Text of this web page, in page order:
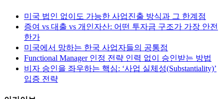
미국 법인 없이도 가능한 사업진출 방식과 그 한계점
증여 vs 대출 vs 개인자산: 어떤 투자금 구조가 가장 안전
한가
미국에서 망하는 한국 사업자들의 공통점
Functional Manager 인정 전략 인력 없이 승인받는 방법
비자 승인을 좌우하는 핵심: ‘사업 실체성(Substantiality)’
입증 전략